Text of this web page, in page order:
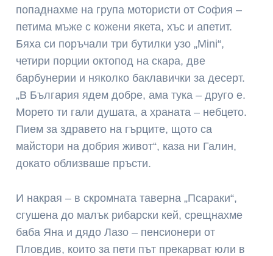
попаднахме на група мотористи от София –
петима мъже с кожени якета, хъс и апетит.
Бяха си поръчали три бутилки узо „Mini“,
четири порции октопод на скара, две
барбунерии и няколко баклавички за десерт.
„В България ядем добре, ама тука – друго е.
Морето ти гали душата, а храната – небцето.
Пием за здравето на гърците, щото са
майстори на добрия живот“, каза ни Галин,
докато облизваше пръсти.
И накрая – в скромната таверна „Псараки“,
сгушена до малък рибарски кей, срещнахме
баба Яна и дядо Лазо – пенсионери от
Пловдив, които за пети път прекарват юли в